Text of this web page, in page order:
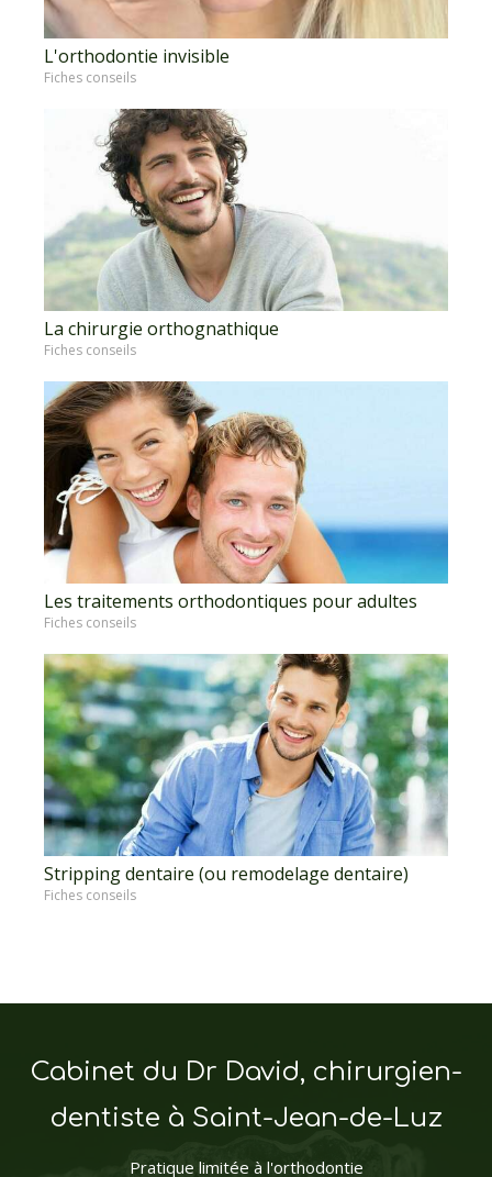
L'orthodontie invisible
Fiches conseils
La chirurgie orthognathique
Fiches conseils
Les traitements orthodontiques pour adultes
Fiches conseils
Stripping dentaire (ou remodelage dentaire)
Fiches conseils
Cabinet du Dr David, chirurgien-
dentiste à Saint-Jean-de-Luz
Pratique limitée à l'orthodontie